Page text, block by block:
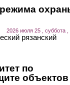
2026 июля 25 , суббота ,
рязанский
по
объектов